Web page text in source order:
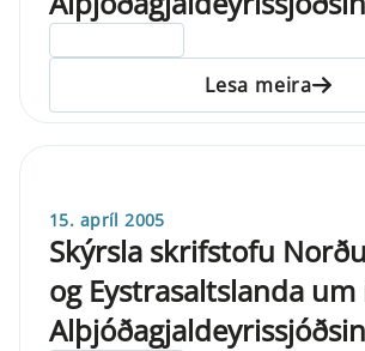
Lesa meira
15. apríl 2005
Skýrsla skrifstofu
og Eystrasaltslanda